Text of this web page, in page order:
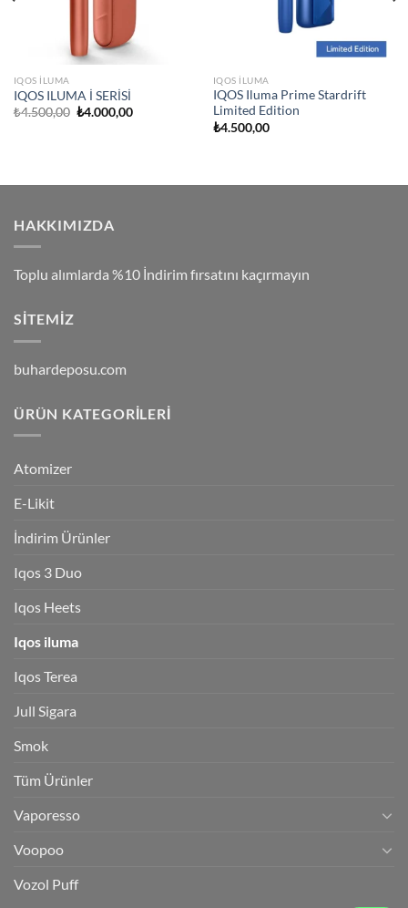
IQOS ILUMA
IQOS ILUMA İ SERİSİ
₺4.500,00 Orijinal
₺4.000,00Şu
IQOS ILUMA
IQOS Iluma Prime Stardrift
Limited Edition
₺4.500,00
HAKKIMIZDA
Toplu alımlarda %10 İndirim fırsatını kaçırmayın
SITEMIZ
buhardeposu.com
ÜRÜN KATEGORILERI
Atomizer
E-Likit
İndirim Ürünler
Iqos 3 Duo
Iqos Heets
Iqos iluma
Iqos Terea
Jull Sigara
Smok
Tüm Ürünler
Vaporesso
Voopoo
Vozol Puff